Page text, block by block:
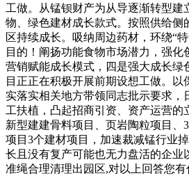
工做。从锰钡财产为从导逐渐转型建
物、绿色建材成长款式。按照供给侧
区持续成长。吸纳周边药材，环绕“
目的！阐扬功能食物市场潜力，强化
营销赋能成长模式，四是强大成长绿
目正正在积极开展前期设想工做。以
实落实相关地方带领同志批示要求，
工扶植，凸起招商引资、资产运营的
新型建建骨料项目、页岩陶粒项目、
项目3个建材项目，加速裁减锰行业
长且没有复产可能也无力盘活的企业
准绳合理清理出园区,对以上回答您